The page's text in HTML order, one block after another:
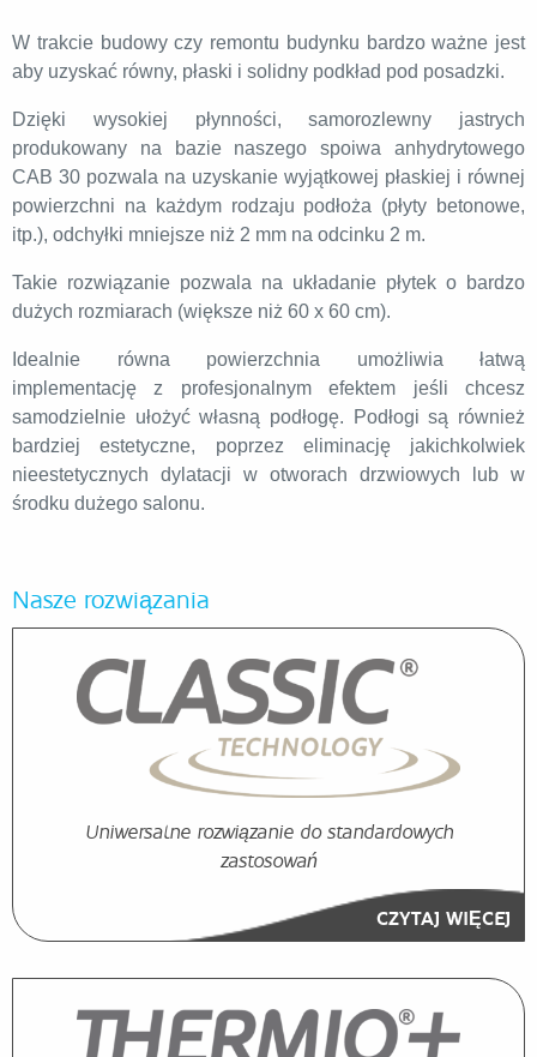
W trakcie budowy czy remontu budynku bardzo ważne jest
aby uzyskać równy, płaski i solidny podkład pod posadzki.
Dzięki wysokiej płynności, samorozlewny jastrych
produkowany na bazie naszego spoiwa anhydrytowego
CAB 30 pozwala na uzyskanie wyjątkowej płaskiej i równej
powierzchni na każdym rodzaju podłoża (płyty betonowe,
itp.), odchyłki mniejsze niż 2 mm na odcinku 2 m.
Takie rozwiązanie pozwala na układanie płytek o bardzo
dużych rozmiarach (większe niż 60 x 60 cm).
Idealnie równa powierzchnia umożliwia łatwą
implementację z profesjonalnym efektem jeśli chcesz
samodzielnie ułożyć własną podłogę. Podłogi są również
bardziej estetyczne, poprzez eliminację jakichkolwiek
nieestetycznych dylatacji w otworach drzwiowych lub w
środku dużego salonu.
Nasze rozwiązania
Uniwersalne rozwiązanie do standardowych
zastosowań
CZYTAJ WIĘCEJ